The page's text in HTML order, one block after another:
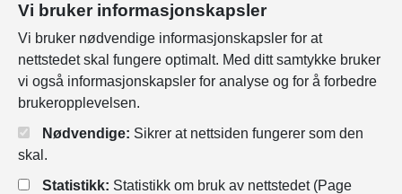
Org.nr: 820 852 982
Last ned vår innbygger -app
Vi bruker informasjonskapsler
Vi bruker nødvendige informasjonskapsler for at
nettstedet skal fungere optimalt. Med ditt samtykke bruker
vi også informasjonskapsler for analyse og for å forbedre
brukeropplevelsen.
Nødvendige: Sikrer at nettsiden fungerer som den
skal.
Statistikk: Statistikk om bruk av nettstedet (Page